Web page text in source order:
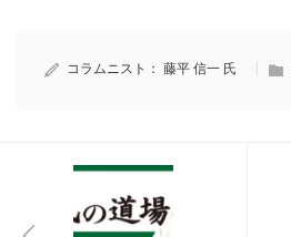
コラムニスト： 藤平 信一 氏